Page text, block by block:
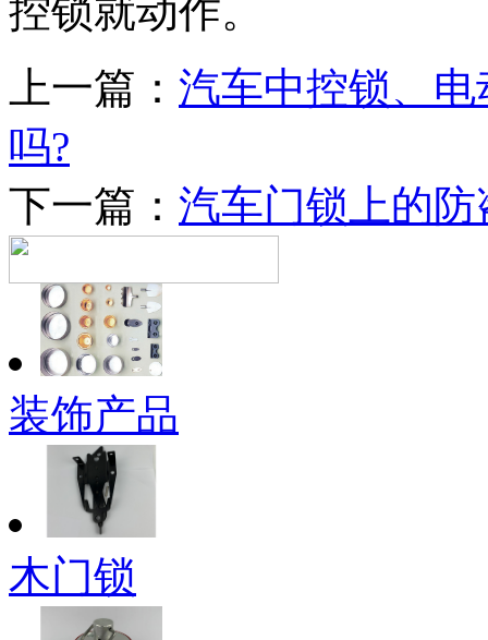
控锁就动作。
上一篇： 汽车中控锁、
吗?
下一篇： 汽车门锁上的
装饰产品
木门锁